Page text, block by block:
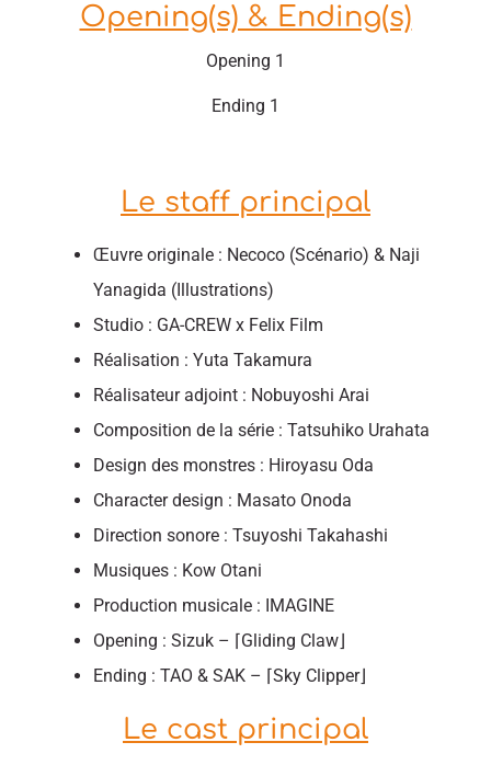
Opening(s) & Ending(s)
Opening 1
Ending 1
Le staff principal
Œuvre originale : Necoco (Scénario) & Naji
Yanagida (Illustrations)
Studio : GA-CREW x Felix Film
Réalisation : Yuta Takamura
Réalisateur adjoint : Nobuyoshi Arai
Composition de la série : Tatsuhiko Urahata
Design des monstres : Hiroyasu Oda
Character design : Masato Onoda
Direction sonore : Tsuyoshi Takahashi
Musiques : Kow Otani
Production musicale : IMAGINE
Opening : Sizuk – ⌈Gliding Claw⌋
Ending : TAO & SAK – ⌈Sky Clipper⌋
Le cast principal